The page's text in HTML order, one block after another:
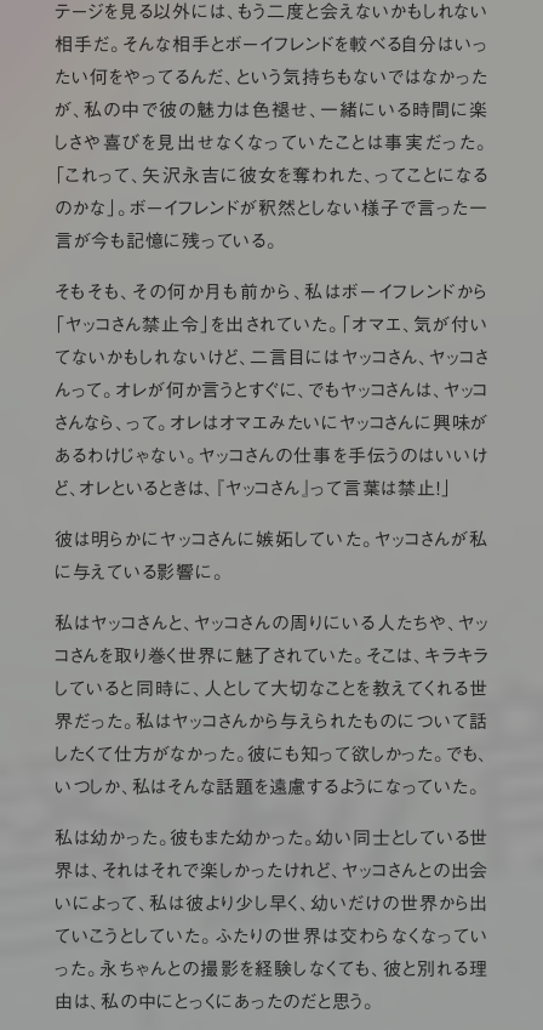
テージを見る以外には、もう二度と会えないかもしれない
相手だ。そんな相手とボーイフレンドを較べる自分はいっ
たい何をやってるんだ、という気持ちもないではなかった
が、私の中で彼の魅力は色褪せ、一緒にいる時間に楽
しさや喜びを見出せなくなっていたことは事実だった。
「これって、矢沢永吉に彼女を奪われた、ってことになる
のかな」。ボーイフレンドが釈然としない様子で言った一
言が今も記憶に残っている。
そもそも、その何か月も前から、私はボーイフレンドから
「ヤッコさん禁止令」を出されていた。「オマエ、気が付い
てないかもしれないけど、二言目にはヤッコさん、ヤッコさ
んって。オレが何か言うとすぐに、でもヤッコさんは、ヤッコ
さんなら、って。オレはオマエみたいにヤッコさんに興味が
あるわけじゃない。ヤッコさんの仕事を手伝うのはいいけ
ど、オレといるときは、『ヤッコさん』って言葉は禁止！」
彼は明らかにヤッコさんに嫉妬していた。ヤッコさんが私
に与えている影響に。
私はヤッコさんと、ヤッコさんの周りにいる人たちや、ヤッ
コさんを取り巻く世界に魅了されていた。そこは、キラキラ
していると同時に、人として大切なことを教えてくれる世
界だった。私はヤッコさんから与えられたものについて話
したくて仕方がなかった。彼にも知って欲しかった。でも、
いつしか、私はそんな話題を遠慮するようになっていた。
私は幼かった。彼もまた幼かった。幼い同士としている世
界は、それはそれで楽しかったけれど、ヤッコさんとの出会
いによって、私は彼より少し早く、幼いだけの世界から出
ていこうとしていた。ふたりの世界は交わらなくなってい
った。永ちゃんとの撮影を経験しなくても、彼と別れる理
由は、私の中にとっくにあったのだと思う。